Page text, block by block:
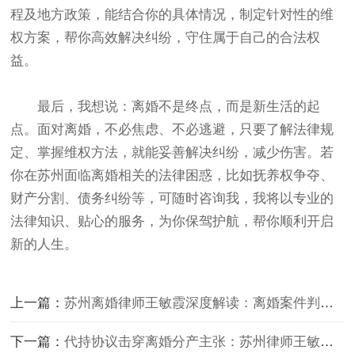
程及地方政策，能结合你的具体情况，制定针对性的维
权方案，帮你高效解决纠纷，守住属于自己的合法权
益。
最后，我想说：离婚不是终点，而是新生活的起
点。面对离婚，不必焦虑、不必逃避，只要了解法律规
定、掌握维权方法，就能妥善解决纠纷，减少伤害。若
你在苏州面临离婚相关的法律困惑，比如抚养权争夺、
财产分割、债务纠纷等，可随时咨询我，我将以专业的
法律知识、贴心的服务，为你保驾护航，帮你顺利开启
新的人生。
上一篇：苏州离婚律师王敏霞深度解读：离婚案件判案核心标准，理清离婚、抚养、财产三大关键
下一篇：代持协议击穿离婚分产主张：苏州律师王敏霞案件解说——苏州法院认定“借名买房”的胜诉密码